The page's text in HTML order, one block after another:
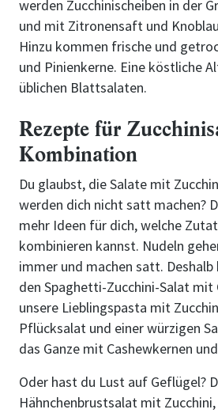
werden Zucchinischeiben in der
und mit Zitronensaft und
Hinzu kommen frische und
und Pinienkerne. Eine köstliche
üblichen Blattsalaten.
Rezepte für
Kombination
Du glaubst, die Salate mit
werden dich nicht satt machen?
mehr Ideen für dich, welche
kombinieren kannst. Nudeln
immer und machen satt.
den Spaghetti-Zucchini-Salat mit
unsere Lieblingspasta mit
Pflücksalat und einer würzigen
das Ganze mit Cashewkernen
Oder hast du Lust auf Geflügel?
Hähnchenbrustsalat mit Zucchini,